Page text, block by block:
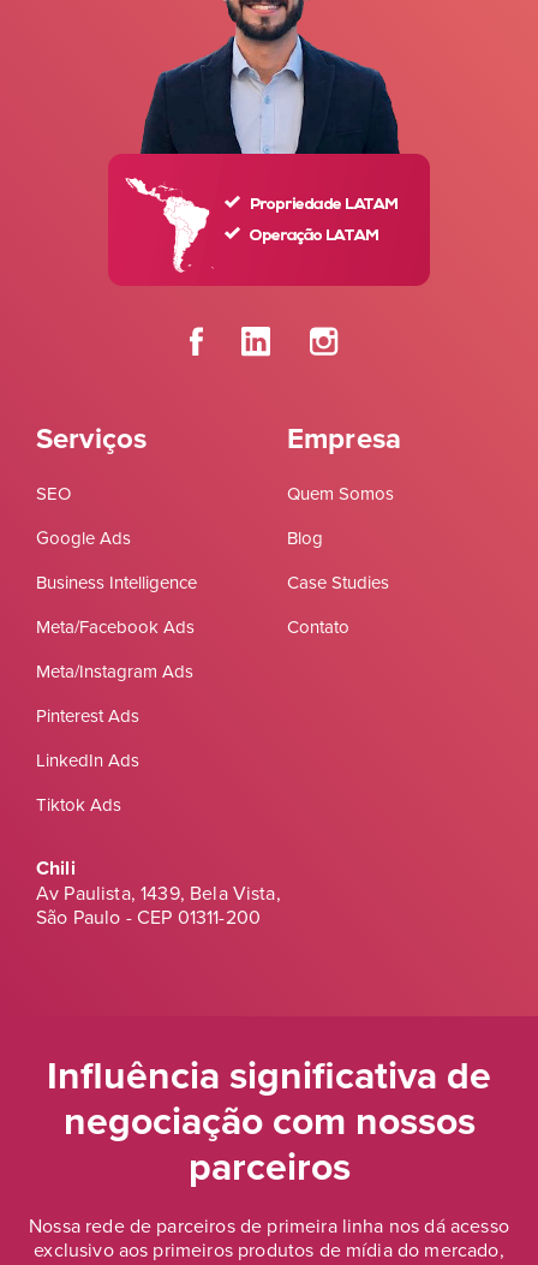
Serviços
SEO
Google Ads
Business Intelligence
Meta/Facebook Ads
Meta/Instagram Ads
Pinterest Ads
LinkedIn Ads
Tiktok Ads
Empresa
Quem Somos
Blog
Case Studies
Contato
Chili
Av Paulista, 1439, Bela Vista,
São Paulo - CEP 01311-200
Influência significativa de
negociaçãocom nossos
parceiros
Nossa rede de parceiros de primeira linha nos dá acesso
exclusivo aos primeiros produtos de mídia do mercado,